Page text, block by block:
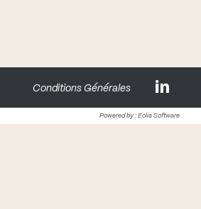
Conditions Générales
Powered by : Eolia Software